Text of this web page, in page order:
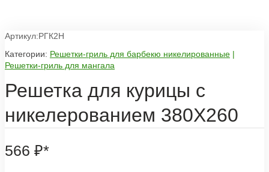
Артикул:РГК2Н
Категории: Решетки-гриль для барбекю никелированные |
Решетки-гриль для мангала
Решетка для курицы с
никелерованием 380Х260
566 ₽*